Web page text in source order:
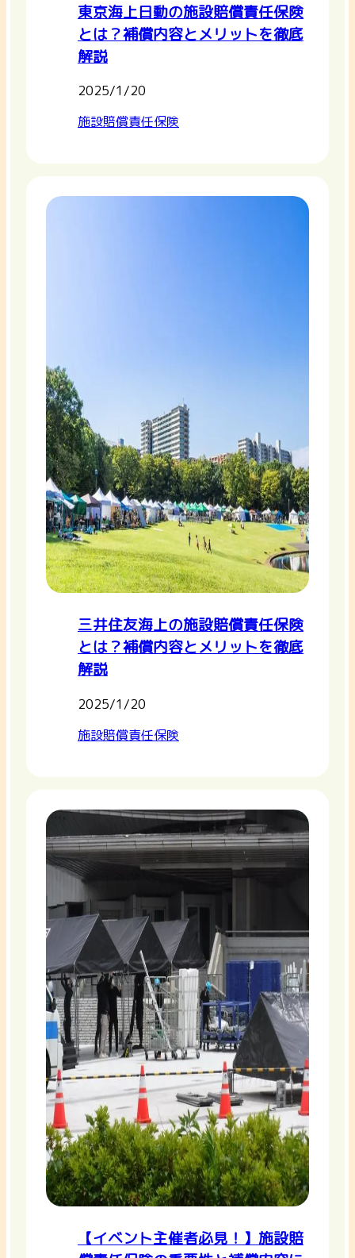
東京海上日動の施設賠償責任保険
とは？補償内容とメリットを徹底
解説
2025/1/20
施設賠償責任保険
三井住友海上の施設賠償責任保険
とは？補償内容とメリットを徹底
解説
2025/1/20
施設賠償責任保険
【イベント主催者必見！】施設賠